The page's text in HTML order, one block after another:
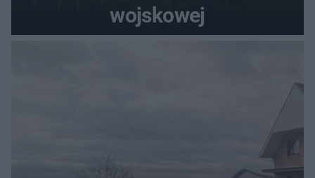
wojskowej